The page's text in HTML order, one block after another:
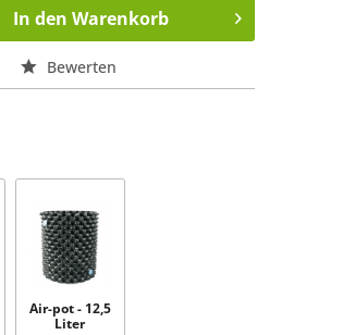
In den Warenkorb
Bewerten
Air-pot - 12,5
Liter